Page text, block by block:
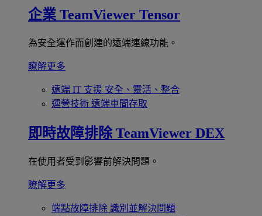
企業 TeamViewer Tensor
為安全運作而創建的遠端連線功能。
瞭解更多
遠端 IT 支援 安全、靈活、整合
運營技術 遠端車間存取
即時故障排除 TeamViewer DEX
在使用者受到影響前解決問題。
瞭解更多
端點故障排除 識別並解決問題